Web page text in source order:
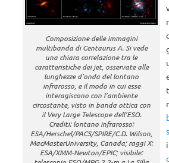
Composizione delle immagini
multibanda di Centaurus A. Si vede
una chiara correlazione tra le
caratteristiche dei jet, osservate alle
lunghezze d’onda del lontano
infrarosso, e il modo in cui esse
interagiscono con l’ambiente
circostante, visto in banda ottica con
il Very Large Telescope dell’ESO.
Crediti: lontano infrarosso:
ESA/Herschel/PACS/SPIRE/C.D. Wilson,
MacMasterUniversity, Canada; raggi X:
ESA/XMM-Newton/EPIC; visibile: